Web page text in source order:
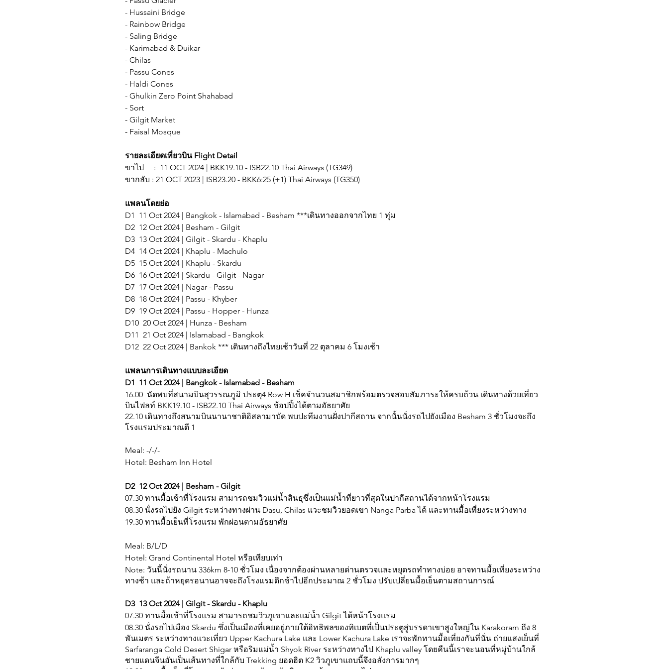
- Hussaini Bridge
- Rainbow Bridge
- Saling Bridge
- Karimabad & Duikar
- Chilas
- Passu Cones
- Haldi Cones
- Ghulkin Zero Point Shahabad
- Sort
- Gilgit Market
- Faisal Mosque
รายละเอียดเที่ยวบิน Flight Detail
ขาไป : 11 OCT 2024 | BKK19.10 - ISB22.10 Thai Airways (TG349)
ขากลับ : 21 OCT 2023 | ISB23.20 - BKK6:25 (+1) Thai Airways (TG350)
แพลนโดยย่อ
D1 11 Oct 2024 | Bangkok - Islamabad - Besham ***เดินทางออกจากไทย 1 ทุ่ม
D2 12 Oct 2024 | Besham - Gilgit
D3 13 Oct 2024 | Gilgit - Skardu - Khaplu
D4 14 Oct 2024 | Khaplu - Machulo
D5 15 Oct 2024 | Khaplu - Skardu
D6 16 Oct 2024 | Skardu - Gilgit - Nagar
D7 17 Oct 2024 | Nagar - Passu
D8 18 Oct 2024 | Passu - Khyber
D9 19 Oct 2024 | Passu - Hopper - Hunza
D10 20 Oct 2024 | Hunza - Besham
D11 21 Oct 2024 | Islamabad - Bangkok
D12 22 Oct 2024 | Bankok *** เดินทางถึงไทยเช้าวันที่ 22 ตุลาคม 6 โมงเช้า
แพลนการเดินทางแบบละเอียด
D1 11 Oct 2024 | Bangkok - Islamabad - Besham
16.00 นัดพบที่สนามบินสุวรรณภูมิ ประตุ4 Row H เช็คจำนวนสมาชิกพร้อมตรวจสอบสัมภาระให้ครบถ้วน เดินทางด้วยเที่ยว
บินไฟลท์ BKK19.10 - ISB22.10 Thai Airways ช้อปปิ้งได้ตามอัธยาศัย
22.10 เดินทางถึงสนามบินนานาชาติอิสลามาบัด พบปะทีมงานฝั่งปากีสถาน จากนั้นนั่งรถไปยังเมือง Besham 3 ชั่วโมงจะถึง
โรงแรมประมาณตี 1
Meal: -/-/-
Hotel: Besham Inn Hotel
D2 12 Oct 2024 | Besham - Gilgit
07.30 ทานมื้อเช้าที่โรงแรม สามารถชมวิวแม่น้ำสินธุซึ่งเป็นแม่น้ำที่ยาวที่สุดในปากีสถานได้จากหน้าโรงแรม
08.30 นั่งรถไปยัง Gilgit ระหว่างทางผ่าน Dasu, Chilas แวะชมวิวยอดเขา Nanga Parba ได้ และทานมื้อเที่ยงระหว่างทาง
19.30 ทานมื้อเย็นที่โรงแรม พักผ่อนตามอัธยาศัย
Meal: B/L/D
Hotel: Grand Continental Hotel หรือเทียบเท่า
Note: วันนี้นั่งรถนาน 336km 8-10 ชั่วโมง เนื่องจากต้องผ่านหลายด่านตรวจและหยุดรถทำทางบ่อย อาจทานมื้อเที่ยงระหว่าง
ทางช้า และถ้าหยุดรอนานอาจจะถึงโรงแรมดึกช้าไปอีกประมาณ 2 ชั่วโมง ปรับเปลี่ยนมื้อเย็นตามสถานการณ์
D3 13 Oct 2024 | Gilgit - Skardu - Khaplu
07.30 ทานมื้อเช้าที่โรงแรม สามารถชมวิวภูเขาและแม่น้ำ Gilgit ได้หน้าโรงแรม
08.30 นั่งรถไปเมือง Skardu ซึ่งเป็นเมืองที่เคยอยู่ภายใต้อิทธิพลของทิเบตที่เป็นประตูสู่บรรดาเขาสูงใหญ่ใน Karakoram ถึง 8
พันเมตร ระหว่างทางแวะเที่ยว Upper Kachura Lake และ Lower Kachura Lake เราจะพักทานมื้อเที่ยงกันที่นั่น ถ่ายแสงเย็นที่
Sarfaranga Cold Desert Shigar หรือริมแม่น้ำ Shyok River ระหว่างทางไป Khaplu valley โดยคืนนี้เราจะนอนที่หมู่บ้านใกล้
ชายแดนจีนอันเป็นเส้นทางที่ใกล้กับ Trekking ยอดฮิต K2 วิวภูเขาแถบนี้จึงอลังการมากๆ